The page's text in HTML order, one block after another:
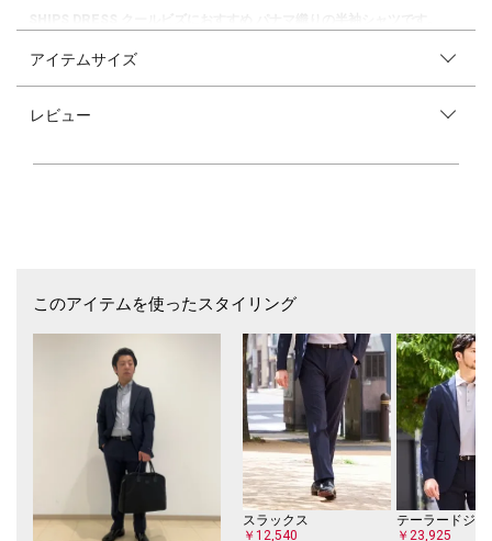
--------------- FUNCTION for TRAVELER ---------------
【素材特性】
どちらも汗ばむ季節のビジネススタイルを爽やかに演出してくれる、使い
すい色柄となっております。
※各サイズの詳細については商品画像内の寸法表をご確認ください。
【スタイリング】
トロピカルウールやコットン素材のスラックスを使用したビジネススタイ
ルがおすすめです。
清涼感あるパナマ織り素材はリネンジャケットやコットンジャケットとの
組み合わせも◎
【注意事項】
※末永く愛用頂く為に、アテンションタグ・洗濯ネームを必ずご確認の
アイテムサイズ
レビュー
このアイテムを使ったスタイリング
スラックス
￥12,540
テーラードジャ
￥23,925